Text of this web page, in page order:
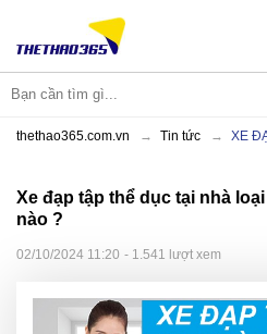
thethao365.com.vn Tin tức XE
Xe đạp tập thể dục tại nhà
nào ?
02/10/2024 11:20 - 1.541 lượt xem